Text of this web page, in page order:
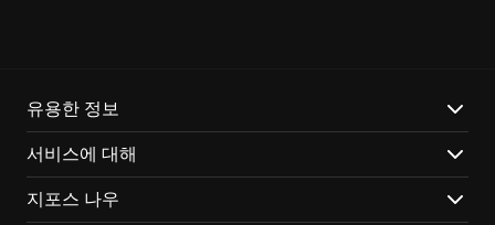
리한 고지를 선점해 나갈 것입니다.
The Lord of the Rings: Gollum에서는 J.R.R. 톨킨의 세
계관을 바탕으로, 지금껏 공개되지 않았던 새로운 이야기
가 펼쳐집니다. 스미골 내면에 드리운 선과 악의 갈등은
유용한 정보
서비스에 대해
지포스 나우